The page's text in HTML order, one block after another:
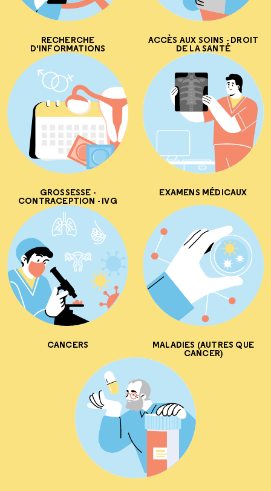
RECHERCHE
D'INFORMATIONS
ACCÈS AUX SOINS - DROIT
DE LA SANTÉ
GROSSESSE -
CONTRACEPTION - IVG
EXAMENS MÉDICAUX
CANCERS MALADIES (AUTRES QUE
CANCER)